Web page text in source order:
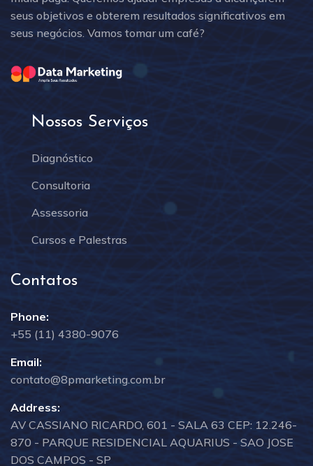
seus objetivos e obterem resultados significativos em
seus negócios. Vamos tomar um café?
Nossos Serviços
Diagnóstico
Consultoria
Assessoria
Cursos e Palestras
Contatos
Phone:
+55 (11) 4380-9076
Email:
contato@8pmarketing.com.br
Address:
AV CASSIANO RICARDO, 601 - SALA 63 CEP: 12.246-
870 - PARQUE RESIDENCIAL AQUARIUS - SAO JOSE
DOS CAMPOS - SP